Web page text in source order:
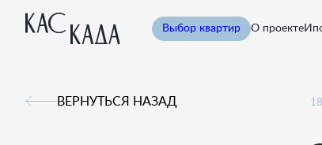
Выбор квартир О проекте
ВЕРНУТЬСЯ НАЗАД